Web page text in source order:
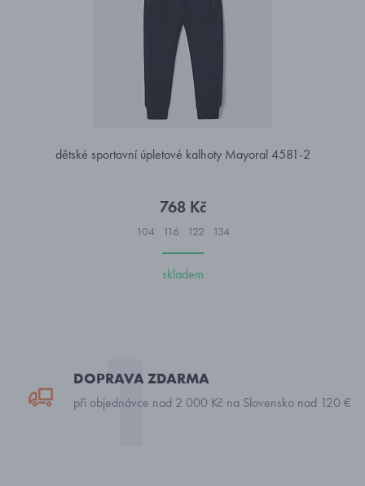
dětské sportovní úpletové kalhoty Mayoral 4581-2
768 Kč
104 116 122 134
skladem
DOPRAVA ZDARMA
při objednávce nad 2 000 Kč na Slovensko nad 120 €